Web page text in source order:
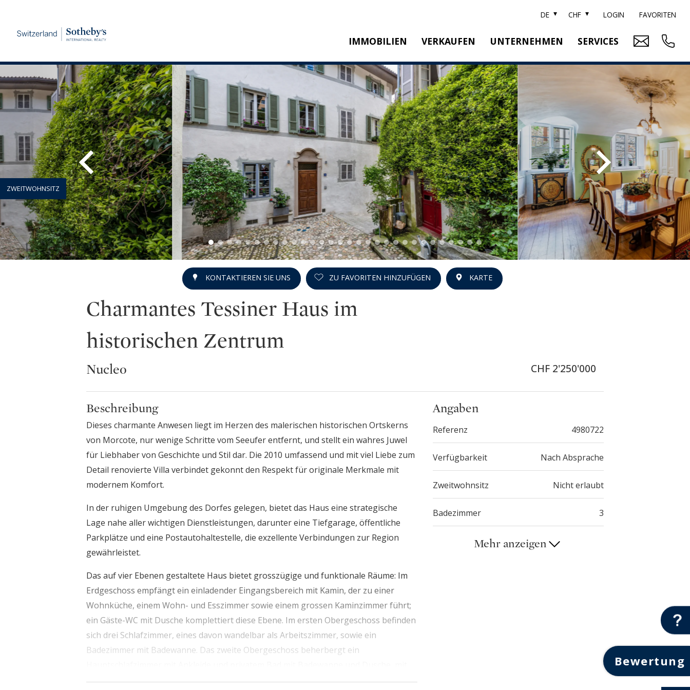
DE CHF LOGIN FAVORITEN
IMMOBILIEN
KAUFEN
MIETEN
NEUBAU
REFERENZEN
VERKAUFEN UNTERNEHMEN
MARKE SOTHEBY'S
SWITZERLAND SOTHEBY'S REALTY
TEAM
KARRIERE
PUBLIKATIONEN
SERVICES
IMMOBILIENBEWERTUNG
SUCHAUFTRAG
Bewertung
ZWEITWOHNSITZ
KONTAKTIEREN SIE UNS ZU FAVORITEN HINZUFÜGEN KARTE
Charmantes Tessiner Haus im
historischen Zentrum
Nucleo CHF 2'250'000
Beschreibung
Dieses charmante Anwesen liegt im Herzen des malerischen historischen Ortskerns
von Morcote, nur wenige Schritte vom Seeufer entfernt, und stellt ein wahres Juwel
für Liebhaber von Geschichte und Stil dar. Die 2010 umfassend und mit viel Liebe zum
Detail renovierte Villa verbindet gekonnt den Respekt für originale Merkmale mit
modernem Komfort.
In der ruhigen Umgebung des Dorfes gelegen, bietet das Haus eine strategische
Lage nahe aller wichtigen Dienstleistungen, darunter eine Tiefgarage, öffentliche
Parkplätze und eine Postautohaltestelle, die exzellente Verbindungen zur Region
gewährleistet.
Das auf vier Ebenen gestaltete Haus bietet grosszügige und funktionale Räume: Im
Erdgeschoss empfängt ein einladender Eingangsbereich mit Kamin, der zu einer
Wohnküche, einem Wohn- und Esszimmer sowie einem grossen Kaminzimmer führt;
ein Gäste-WC mit Dusche komplettiert diese Ebene. Im ersten Obergeschoss befinden
sich drei Schlafzimmer, eines davon wandelbar als Arbeitszimmer, sowie ein
Badezimmer mit Badewanne. Das zweite Obergeschoss beherbergt ein
atemberaubendem Blick auf den See und die historischen Dächer. Das Untergeschoss
Angaben
Referenz 4980722
Verfügbarkeit Nach Absprache
Zweitwohnsitz Nicht erlaubt
Badezimmer 3
Mehr anzeigen